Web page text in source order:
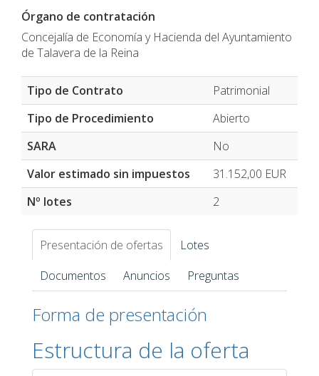
Órgano de contratación
Concejalía de Economía y Hacienda del Ayuntamiento
de Talavera de la Reina
Tipo de Contrato
Patrimonial
Tipo de Procedimiento
Abierto
SARA
No
Valor estimado sin impuestos
31.152,00 EUR
Nº lotes
2
Presentación de ofertas
Lotes
Documentos
Anuncios Preguntas
Forma de presentación
Estructura de la oferta